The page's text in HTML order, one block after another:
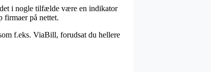
i nogle tilfælde være en indikator
på nettet.
f.eks. ViaBill, forudsat du hellere